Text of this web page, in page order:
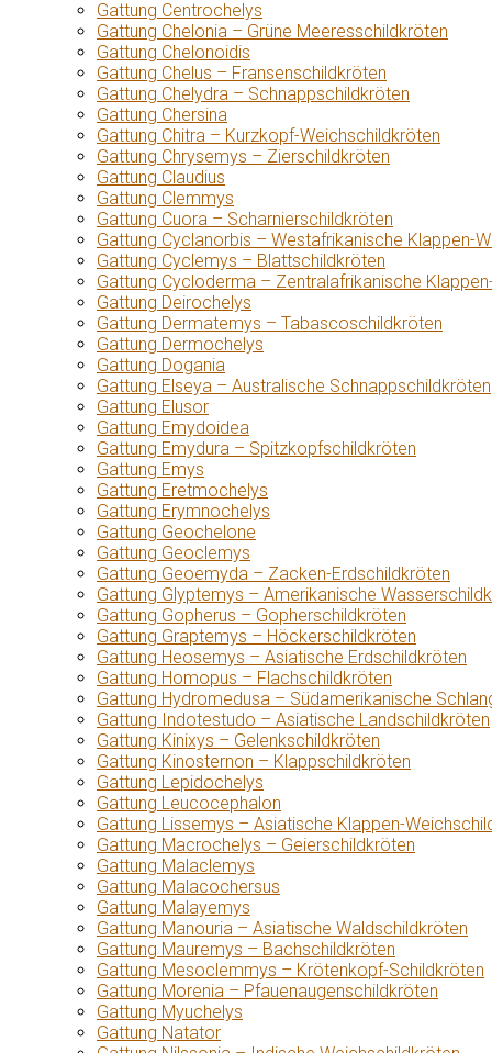
Gattung Centrochelys
Gattung Chelonia – Grüne Meeresschildkröten
Gattung Chelonoidis
Gattung Chelus – Fransenschildkröten
Gattung Chelydra – Schnappschildkröten
Gattung Chersina
Gattung Chitra – Kurzkopf-Weichschildkröten
Gattung Chrysemys – Zierschildkröten
Gattung Claudius
Gattung Clemmys
Gattung Cuora – Scharnierschildkröten
Gattung Cyclanorbis – Westafrikanische Klappen-
Gattung Cyclemys – Blattschildkröten
Gattung Cycloderma – Zentralafrikanische
Gattung Deirochelys
Gattung Dermatemys – Tabascoschildkröten
Gattung Dermochelys
Gattung Dogania
Gattung Elseya – Australische Schnappschildkröten
Gattung Elusor
Gattung Emydoidea
Gattung Emydura – Spitzkopfschildkröten
Gattung Emys
Gattung Eretmochelys
Gattung Erymnochelys
Gattung Geochelone
Gattung Geoclemys
Gattung Geoemyda – Zacken-Erdschildkröten
Gattung Glyptemys – Amerikanische
Gattung Gopherus – Gopherschildkröten
Gattung Graptemys – Höckerschildkröten
Gattung Heosemys – Asiatische Erdschildkröten
Gattung Homopus – Flachschildkröten
Gattung Hydromedusa – Südamerikanische
Gattung Indotestudo – Asiatische Landschildkröten
Gattung Kinixys – Gelenkschildkröten
Gattung Kinosternon – Klappschildkröten
Gattung Lepidochelys
Gattung Leucocephalon
Gattung Lissemys – Asiatische Klappen-
Gattung Macrochelys – Geierschildkröten
Gattung Malaclemys
Gattung Malacochersus
Gattung Malayemys
Gattung Manouria – Asiatische Waldschildkröten
Gattung Mauremys – Bachschildkröten
Gattung Mesoclemmys – Krötenkopf-Schildkröten
Gattung Morenia – Pfauenaugenschildkröten
Gattung Myuchelys
Gattung Natator